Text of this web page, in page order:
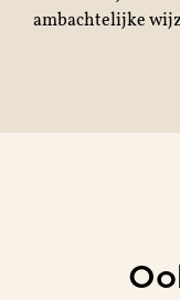
ambachtelijke